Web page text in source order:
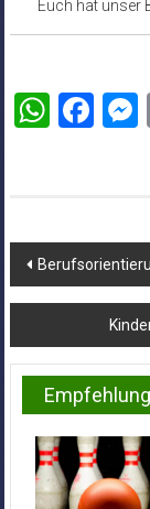
Euch hat unser